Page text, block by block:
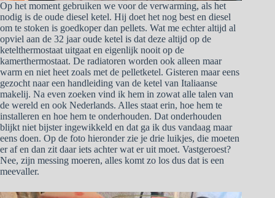
Op het moment gebruiken we voor de verwarming, als het
nodig is de oude diesel ketel. Hij doet het nog best en diesel
om te stoken is goedkoper dan pellets. Wat me echter altijd al
opviel aan de 32 jaar oude ketel is dat deze altijd op de
ketelthermostaat uitgaat en eigenlijk nooit op de
kamerthermostaat. De radiatoren worden ook alleen maar
warm en niet heet zoals met de pelletketel. Gisteren maar eens
gezocht naar een handleiding van de ketel van Italiaanse
makelij. Na even zoeken vind ik hem in zowat alle talen van
de wereld en ook Nederlands. Alles staat erin, hoe hem te
installeren en hoe hem te onderhouden. Dat onderhouden
blijkt niet bijster ingewikkeld en dat ga ik dus vandaag maar
eens doen. Op de foto hieronder zie je drie luikjes, die moeten
er af en dan zit daar iets achter wat er uit moet. Vastgeroest?
Nee, zijn messing moeren, alles komt zo los dus dat is een
meevaller.